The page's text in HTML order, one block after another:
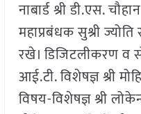
नाबार्ड श्री डी.एस.
महाप्रबंधक सुश्री
रखे। डिजिटलीकरण व
आई.टी. विशेषज्ञ श्री
विषय-विशेषज्ञ श्री